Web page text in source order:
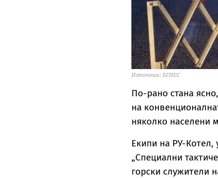
Източник: БГНЕС
По-рано стана
на
няколко населени
Екипи на РУ-Котел,
„Специални
горски служители